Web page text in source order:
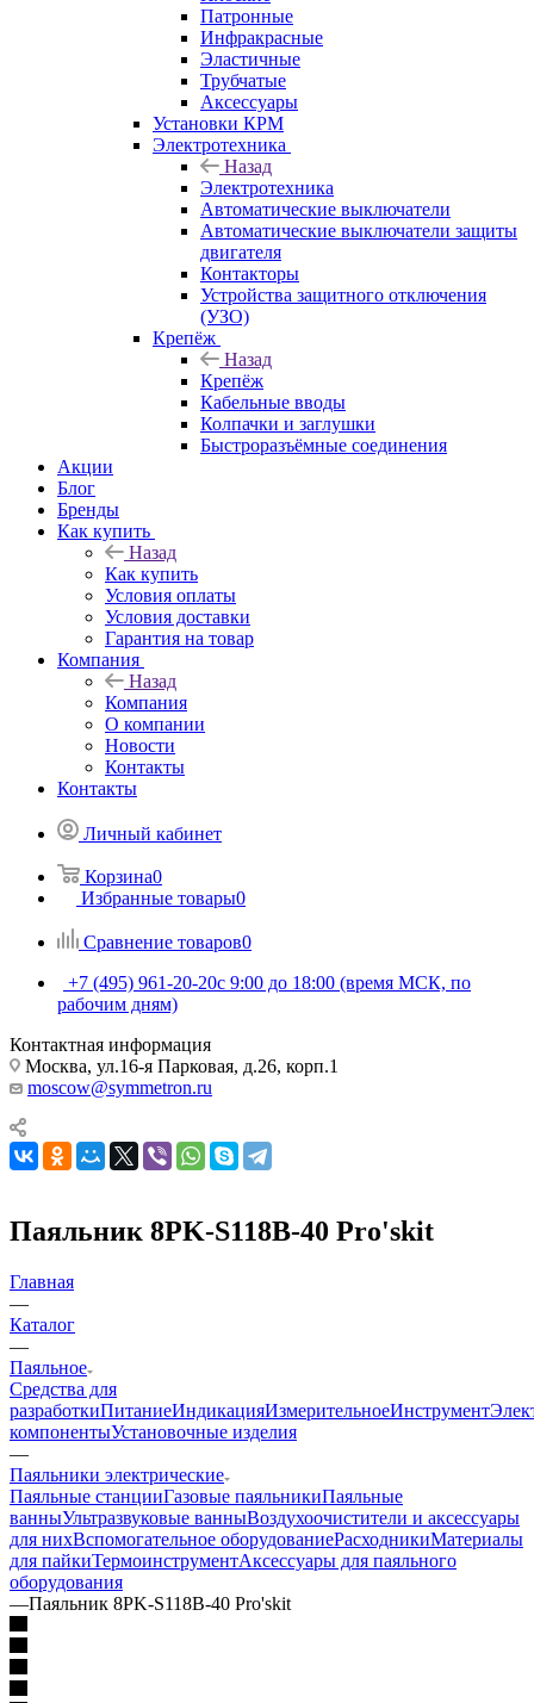
Патронные
Инфракрасные
Эластичные
Трубчатые
Аксессуары
Установки КРМ
Электротехника
Назад
Электротехника
Автоматические выключатели
Автоматические выключатели защиты
двигателя
Контакторы
Устройства защитного отключения
(УЗО)
Крепёж
Назад
Крепёж
Кабельные вводы
Колпачки и заглушки
Быстроразъёмные соединения
Акции
Блог
Бренды
Как купить
Назад
Как купить
Условия оплаты
Условия доставки
Гарантия на товар
Компания
Назад
Компания
О компании
Новости
Контакты
Контакты
Личный кабинет
Корзина0
Избранные товары0
Сравнение товаров0
+7 (495) 961-20-20с 9:00 до 18:00 (время МСК, по
рабочим дням)
Контактная информация
Москва, ул.16-я Парковая, д.26, корп.1
moscow@symmetron.ru
Паяльник 8PK-S118B-40 Pro'skit
Главная
—
Каталог
—
Паяльное
Средства для
разработкиПитаниеИндикацияИзмерительноеИнструмент
компонентыУстановочные изделия
—
Паяльники электрические
Паяльные станцииГазовые паяльникиПаяльные
ванныУльтразвуковые ванныВоздухоочистители и аксессуары
для нихВспомогательное оборудованиеРасходникиМатериалы
для пайкиТермоинструментАксессуары для паяльного
оборудования
—Паяльник 8PK-S118B-40 Pro'skit